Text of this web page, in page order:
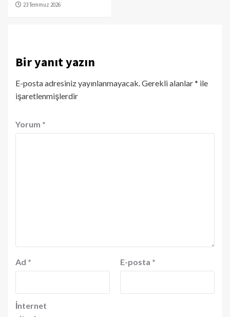
23 Temmuz 2026
Bir yanıt yazın
E-posta adresiniz yayınlanmayacak.Gerekli alanlar* ile
işaretlenmişlerdir
Yorum *
Ad * E-posta *
İnternet